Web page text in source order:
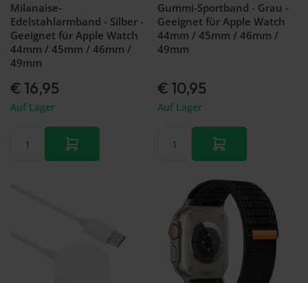
Milanaise-
Edelstahlarmband - Silber -
Geeignet für Apple Watch
44mm / 45mm / 46mm /
49mm
€ 16,95
Auf Lager
Gummi-Sportband - Grau -
Geeignet für Apple Watch
44mm / 45mm / 46mm /
49mm
€ 10,95
Auf Lager